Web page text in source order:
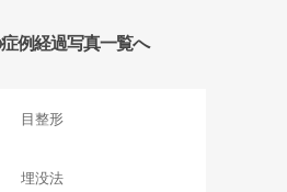
例経過写真一覧へ
目整形
埋没法